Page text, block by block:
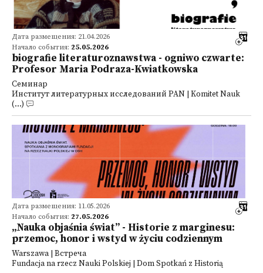
Дата размещения: 21.04.2026
Начало события: 25.05.2026
biografie literaturoznawstwa - ogniwo czwarte:
Profesor Maria Podraza-Kwiatkowska
Семинар
Институт литературных исследований PAN | Komitet Nauk
(...)
Дата размещения: 11.05.2026
Начало события: 27.05.2026
„Nauka objaśnia świat” - Historie z marginesu:
przemoc, honor i wstyd w życiu codziennym
Warszawa | Встреча
Fundacja na rzecz Nauki Polskiej | Dom Spotkań z Historią